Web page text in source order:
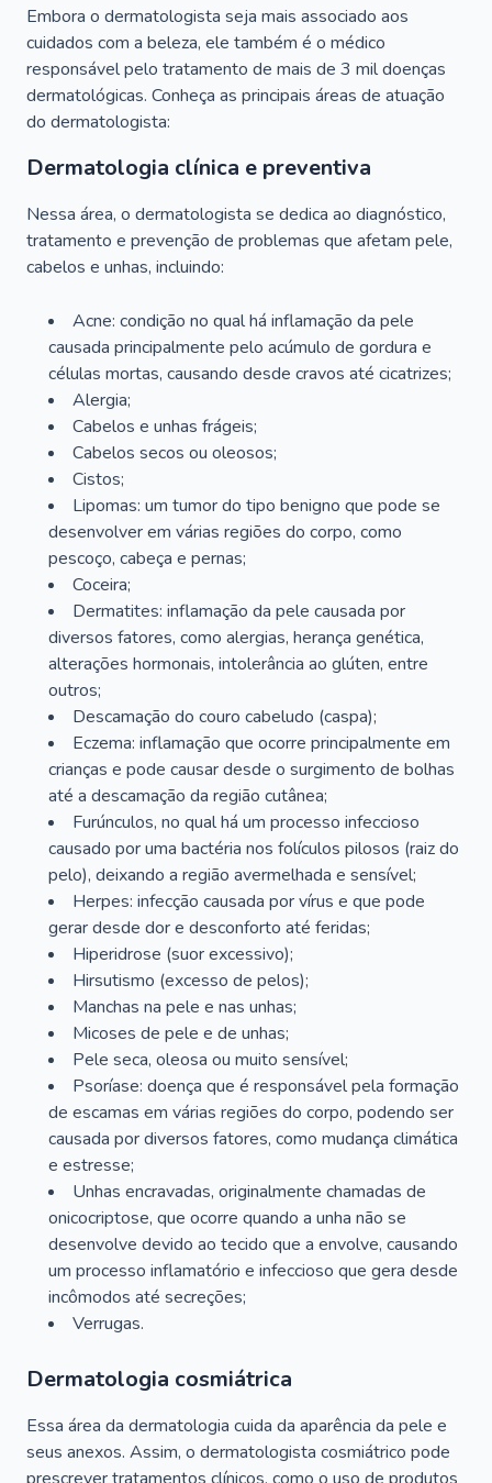
Embora o dermatologista seja mais associado aos
cuidados com a beleza, ele também é o médico
responsável pelo tratamento de mais de 3 mil doenças
dermatológicas. Conheça as principais áreas de atuação
do dermatologista:
Dermatologia clínica e preventiva
Nessa área, o dermatologista se dedica ao diagnóstico,
tratamento e prevenção de problemas que afetam pele,
cabelos e unhas, incluindo:
Acne: condição no qual há inflamação da pele
causada principalmente pelo acúmulo de gordura e
células mortas, causando desde cravos até cicatrizes;
Alergia;
Cabelos e unhas frágeis;
Cabelos secos ou oleosos;
Cistos;
Lipomas: um tumor do tipo benigno que pode se
desenvolver em várias regiões do corpo, como
pescoço, cabeça e pernas;
Coceira;
Dermatites: inflamação da pele causada por
diversos fatores, como alergias, herança genética,
alterações hormonais, intolerância ao glúten, entre
outros;
Descamação do couro cabeludo (caspa);
Eczema: inflamação que ocorre principalmente em
crianças e pode causar desde o surgimento de bolhas
até a descamação da região cutânea;
Furúnculos, no qual há um processo infeccioso
causado por uma bactéria nos folículos pilosos (raiz do
pelo), deixando a região avermelhada e sensível;
Herpes: infecção causada por vírus e que pode
gerar desde dor e desconforto até feridas;
Hiperidrose (suor excessivo);
Hirsutismo (excesso de pelos);
Manchas na pele e nas unhas;
Micoses de pele e de unhas;
Pele seca, oleosa ou muito sensível;
Psoríase: doença que é responsável pela formação
de escamas em várias regiões do corpo, podendo ser
causada por diversos fatores, como mudança climática
e estresse;
Unhas encravadas, originalmente chamadas de
onicocriptose, que ocorre quando a unha não se
desenvolve devido ao tecido que a envolve, causando
um processo inflamatório e infeccioso que gera desde
incômodos até secreções;
Verrugas.
Dermatologia cosmiátrica
Essa área da dermatologia cuida da aparência da pele e
seus anexos. Assim, o dermatologista cosmiátrico pode